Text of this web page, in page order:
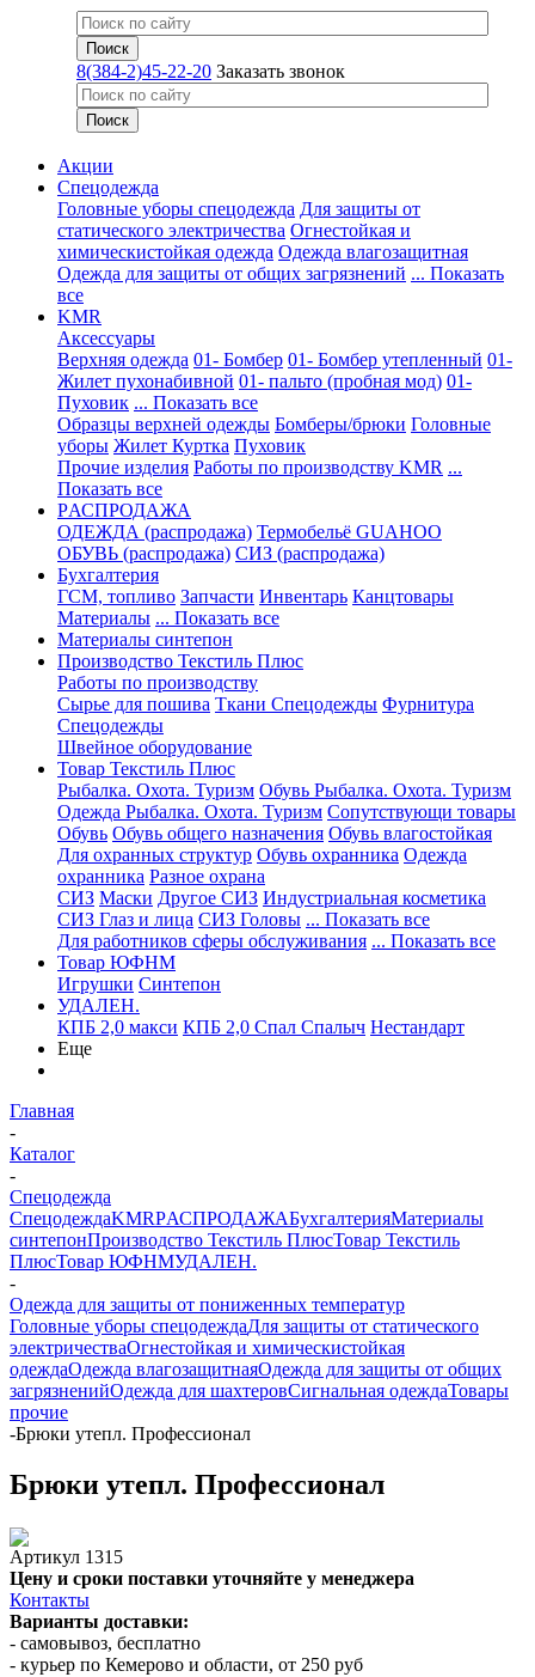
8(384-2)45-22-20 Заказать звонок
Акции
Спецодежда
Головные уборы спецодежда Для защиты от
статического электричества Огнестойкая и
химическистойкая одежда Одежда влагозащитная
Одежда для защиты от общих загрязнений ... Показать
все
KMR
Аксессуары
Верхняя одежда 01- Бомбер 01- Бомбер утепленный 01-
Жилет пухонабивной 01- пальто (пробная мод) 01-
Пуховик ... Показать все
Образцы верхней одежды Бомберы/брюки Головные
уборы Жилет Куртка Пуховик
Прочие изделия Работы по производству KMR ...
Показать все
PАСПРОДАЖА
ОДЕЖДА (распродажа) Термобельё GUAHOO
ОБУВЬ (распродажа) СИЗ (распродажа)
Бухгалтерия
ГСМ, топливо Запчасти Инвентарь Канцтовары
Материалы ... Показать все
Материалы синтепон
Производство Текстиль Плюс
Работы по производству
Сырье для пошива Ткани Спецодежды Фурнитура
Спецодежды
Швейное оборудование
Товар Текстиль Плюс
Рыбалка. Охота. Туризм Обувь Рыбалка. Охота. Туризм
Одежда Рыбалка. Охота. Туризм Сопутствующи товары
Обувь Обувь общего назначения Обувь влагостойкая
Для охранных структур Обувь охранника Одежда
охранника Разное охрана
СИЗ Маски Другое СИЗ Индустриальная косметика
СИЗ Глаз и лица СИЗ Головы ... Показать все
Для работников сферы обслуживания ... Показать все
Товар ЮФНМ
Игрушки Синтепон
УДАЛЕН.
КПБ 2,0 макси КПБ 2,0 Спал Спалыч Нестандарт
Еще
Главная
-
Каталог
-
Спецодежда
СпецодеждаKMRPАСПРОДАЖАБухгалтерияМатериалы
синтепонПроизводство Текстиль ПлюсТовар Текстиль
ПлюсТовар ЮФНМУДАЛЕН.
-
Одежда для защиты от пониженных температур
Головные уборы спецодеждаДля защиты от статического
электричестваОгнестойкая и химическистойкая
одеждаОдежда влагозащитнаяОдежда для защиты от общих
загрязненийОдежда для шахтеровСигнальная одеждаТовары
прочие
-Брюки утепл. Профессионал
Брюки утепл. Профессионал
Артикул 1315
Цену и сроки поставки уточняйте у менеджера
Контакты
Варианты доставки:
- самовывоз, бесплатно
- курьер по Кемерово и области, от 250 руб